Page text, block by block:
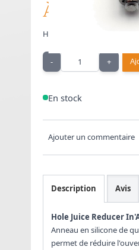
À partir de
Hole Juice Reducer In'Ax
Quantité
- +
En stock
Ajouter un commentaire
Description Avis
Hole Juice Reducer
Anneau en silicone de
permet de réduire